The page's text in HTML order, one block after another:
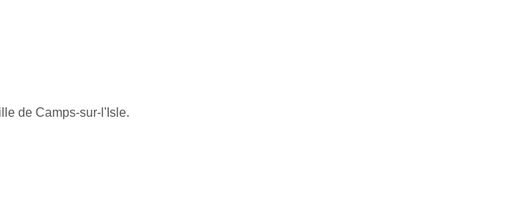
de Camps-sur-l'Isle.